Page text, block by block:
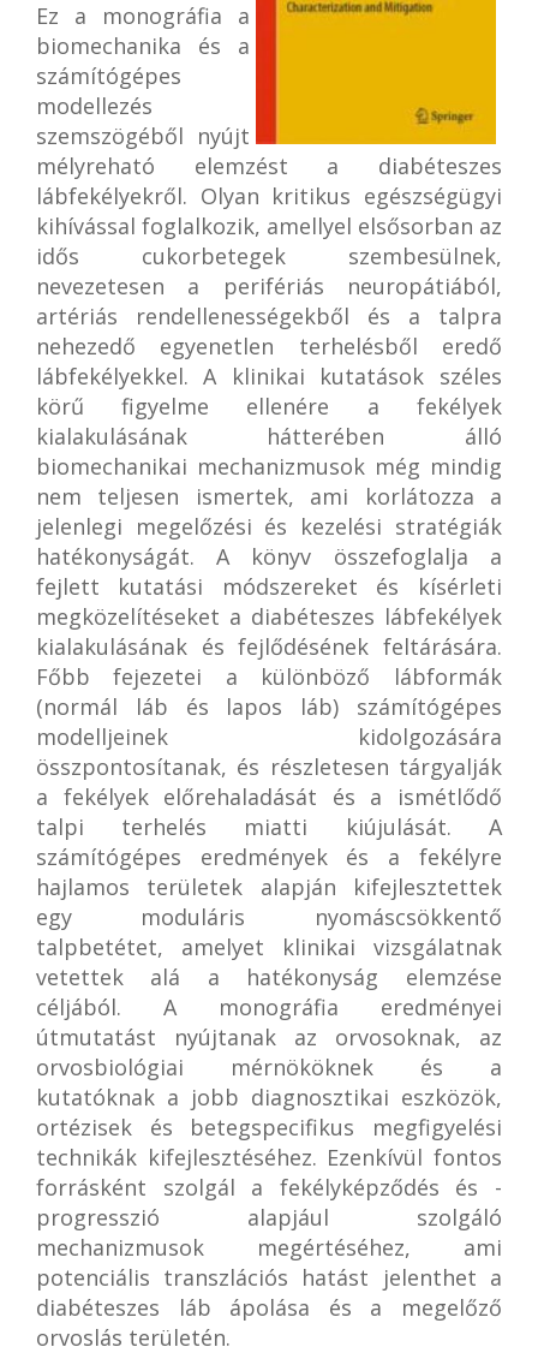
Ez a monográfia a
biomechanika és a
számítógépes
modellezés
szemszögéből nyújt
mélyreható elemzést a diabéteszes
lábfekélyekről. Olyan kritikus egészségügyi
kihívással foglalkozik, amellyel elsősorban az
idős cukorbetegek szembesülnek,
nevezetesen a perifériás neuropátiából,
artériás rendellenességekből és a talpra
nehezedő egyenetlen terhelésből eredő
lábfekélyekkel. A klinikai kutatások széles
körű figyelme ellenére a fekélyek
kialakulásának hátterében álló
biomechanikai mechanizmusok még mindig
nem teljesen ismertek, ami korlátozza a
jelenlegi megelőzési és kezelési stratégiák
hatékonyságát. A könyv összefoglalja a
fejlett kutatási módszereket és kísérleti
megközelítéseket a diabéteszes lábfekélyek
kialakulásának és fejlődésének feltárására.
Főbb fejezetei a különböző lábformák
(normál láb és lapos láb) számítógépes
modelljeinek kidolgozására
összpontosítanak, és részletesen tárgyalják
a fekélyek előrehaladását és a ismétlődő
talpi terhelés miatti kiújulását. A
számítógépes eredmények és a fekélyre
hajlamos területek alapján kifejlesztettek
egy moduláris nyomáscsökkentő
talpbetétet, amelyet klinikai vizsgálatnak
vetettek alá a hatékonyság elemzése
céljából. A monográfia eredményei
útmutatást nyújtanak az orvosoknak, az
orvosbiológiai mérnököknek és a
kutatóknak a jobb diagnosztikai eszközök,
ortézisek és betegspecifikus megfigyelési
technikák kifejlesztéséhez. Ezenkívül fontos
forrásként szolgál a fekélyképződés és -
progresszió alapjául szolgáló
mechanizmusok megértéséhez, ami
potenciális transzlációs hatást jelenthet a
diabéteszes láb ápolása és a megelőző
orvoslás területén.